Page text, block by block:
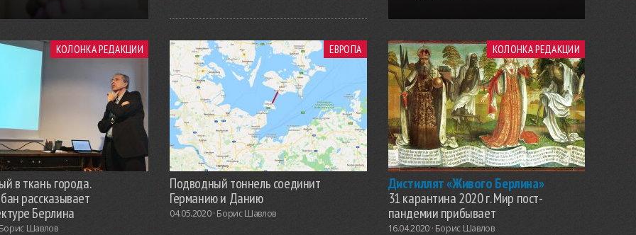
КОЛОНКА РЕДАКЦИИ
в ткань города.
рассказывает
Берлина
Шавлов
ЕВРОПА
Подводный тоннель соединит
Германию и Данию
04.05.2020 · Борис Шавлов
КОЛОНКА РЕДАКЦИИ
Дистиллят «Живого Берлина»
31 карантина 2020 г. Мир пост-
пандемии прибывает
16.04.2020 · Борис Шавлов